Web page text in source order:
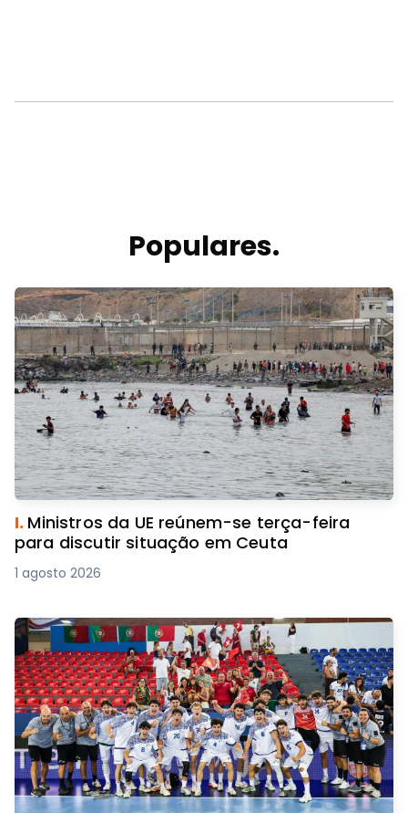
Populares.
I. Ministros da UE reúnem-se terça-feira
para discutir situação em Ceuta
1 agosto 2026